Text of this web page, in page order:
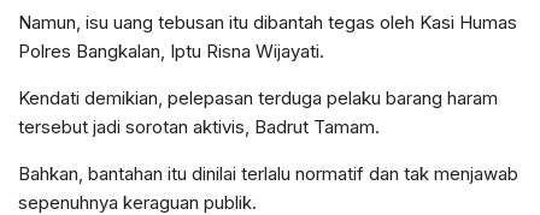
Namun, isu uang tebusan itu dibantah tegas oleh Kasi Humas
Polres Bangkalan, Iptu Risna Wijayati.
Kendati demikian, pelepasan terduga pelaku barang haram
tersebut jadi sorotan aktivis, Badrut Tamam.
Bahkan, bantahan itu dinilai terlalu normatif dan tak menjawab
sepenuhnya keraguan publik.